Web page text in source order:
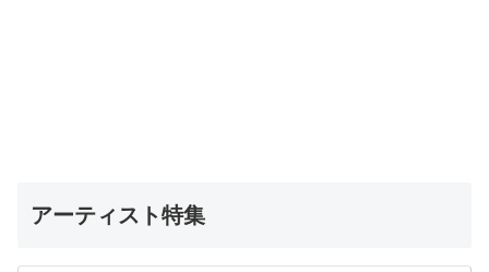
アーティスト特集